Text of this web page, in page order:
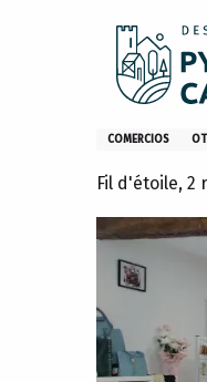
Inicio Fil
Fil
COMERCIOS
Fil d'étoile, 2